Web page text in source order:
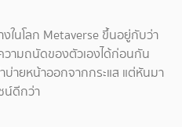
ในโลก Metaverse ขึ้นอยู่กับว่า
ามถนัดของตัวเองได้ก่อนกัน
บ่ายหน้าออกจากกระแส แต่หันมา
น์ดีกว่า